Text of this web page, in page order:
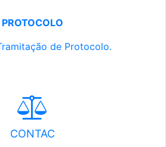
PROTOCOLO
de Protocolo.
CONTAC